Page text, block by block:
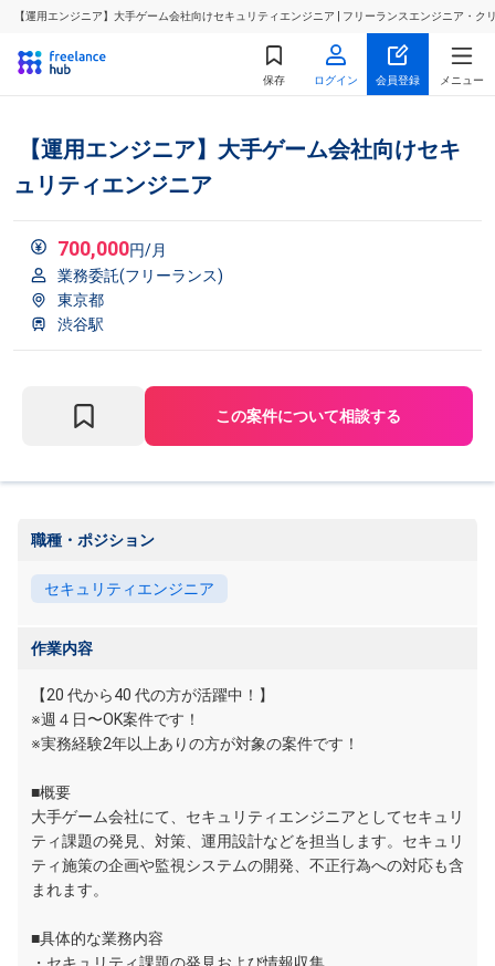
【運用エンジニア】大手ゲーム会社向けセキュリティエンジニア | フリーランスエンジニア・ク
保存 ログイン 会員登録 メニュー
【運用エンジニア】大手ゲーム会社向けセキ
ュリティエンジニア
700,000円/月
業務委託(フリーランス)
東京都
渋谷駅
この案件について相談する
職種・ポジション
セキュリティエンジニア
作業内容
【20 代から40 代の方が活躍中！】
※週４日〜OK案件です！
※実務経験2年以上ありの方が対象の案件です！
■概要
大手ゲーム会社にて、セキュリティエンジニアとしてセキュリ
ティ課題の発見、対策、運用設計などを担当します。セキュリ
ティ施策の企画や監視システムの開発、不正行為への対応も含
まれます。
■具体的な業務内容